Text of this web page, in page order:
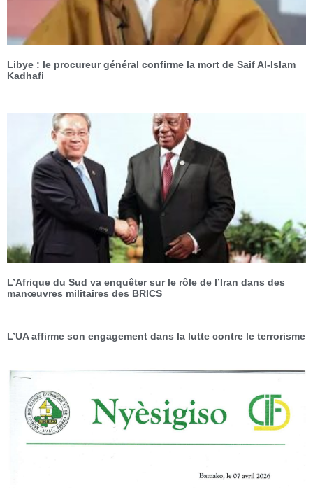
Libye : le procureur général confirme la mort de Saif Al-Islam
Kadhafi
L’Afrique du Sud va enquêter sur le rôle de l’Iran dans des
manœuvres militaires des BRICS
L’UA affirme son engagement dans la lutte contre le terrorisme